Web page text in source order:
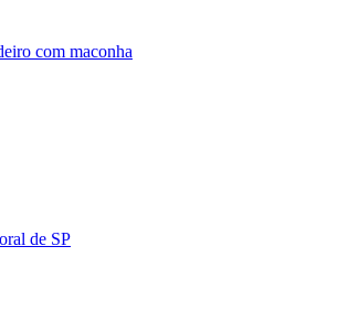
com maconha
de SP